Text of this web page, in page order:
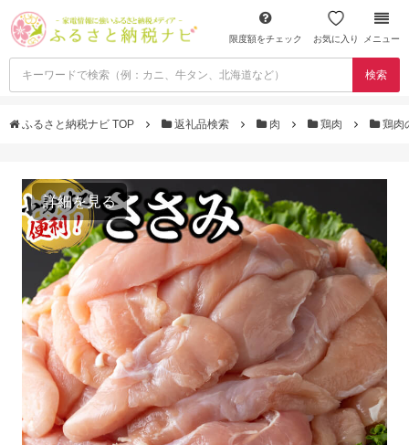
限度額をチェック お気に入り メニュー
検索
ふるさと納税ナビ TOP 返礼品検索 肉 鶏肉 鶏肉
詳細を見る